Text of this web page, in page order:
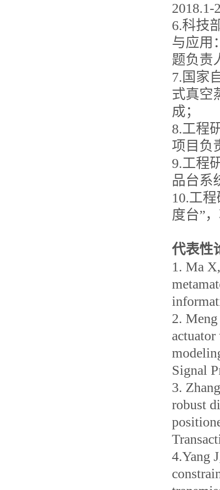
2018.1-
6.科技
与应用
题负责
7.国家
式真空
成；
8.工程
项目负
9.工程
品台系
10.工
度台”
代表性
1. Ma
2.
Signal
3.
robust
4.Yang